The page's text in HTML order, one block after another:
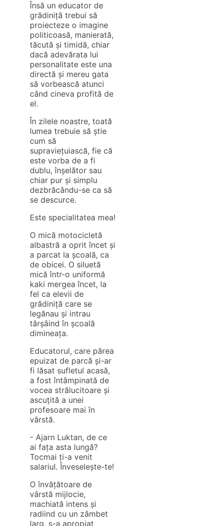
Însă un educator de
grădiniță trebui să
proiecteze o imagine
politicoasă, manierată,
tăcută și timidă, chiar
dacă adevărata lui
personalitate este una
directă și mereu gata
să vorbească atunci
când cineva profită de
el.
În zilele noastre, toată
lumea trebuie să știe
cum să
supraviețuiască, fie că
este vorba de a fi
dublu, înșelător sau
chiar pur și simplu
dezbrăcându-se ca să
se descurce.
Este specialitatea mea!
O mică motocicletă
albastră a oprit încet și
a parcat la școală, ca
de obicei. O siluetă
mică într-o uniformă
kaki mergea încet, la
fel ca elevii de
grădiniță care se
legănau și intrau
târșâind în școală
dimineața.
Educatorul, care părea
epuizat de parcă și-ar
fi lăsat sufletul acasă,
a fost întâmpinată de
vocea strălucitoare și
ascuțită a unei
profesoare mai în
vârstă.
- Ajarn Luktan, de ce
ai fața asta lungă?
Tocmai ți-a venit
salariul. Înveselește-te!
O învățătoare de
vârstă mijlocie,
machiată intens și
radiind cu un zâmbet
larg, s-a apropiat